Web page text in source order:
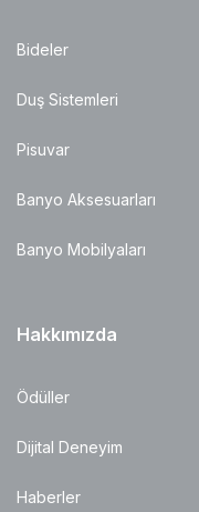
Bideler
Duş Sistemleri
Pisuvar
Banyo Aksesuarları
Banyo Mobilyaları
Hakkımızda
Ödüller
Dijital Deneyim
Haberler